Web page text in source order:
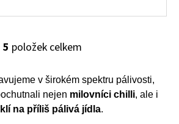
O
l
á
d
5 položek celkem
v širokém spektru pálivosti,
nejen milovníci chilli, ale i
na příliš pálivá jídla.